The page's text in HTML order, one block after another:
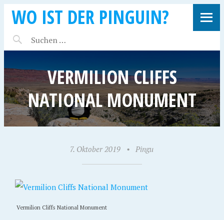
WO IST DER PINGUIN?
VERMILION CLIFFS
NATIONAL MONUMENT
7. Oktober 2019 • Pingu
Vermilion Cliffs National Monument